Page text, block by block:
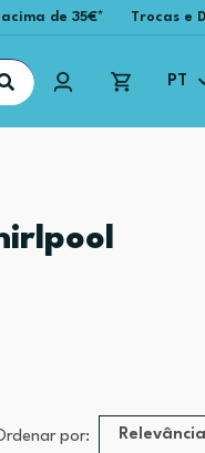
de 35€* Trocas e
PT
por: